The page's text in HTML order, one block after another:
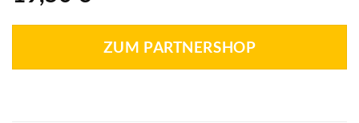
ZUM PARTNERSHOP